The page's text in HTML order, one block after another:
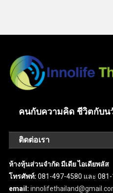
คนกับความคิด ชีวิตกับน
ติดต่อเรา
ห้างหุ้นส่วนจำกัด มีเดีย ไอเดียพลัส
โทรศัพท์: 081-497-4580 และ
email: